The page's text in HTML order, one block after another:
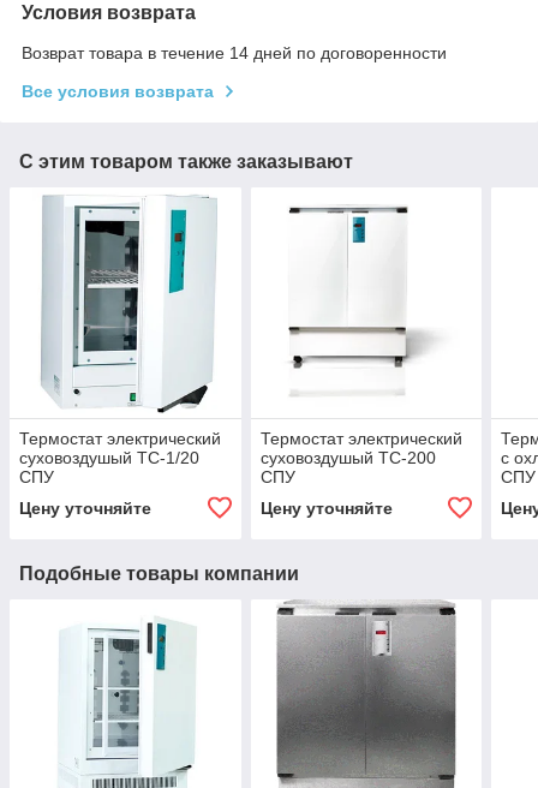
Условия возврата
Возврат товара в течение 14 дней по договоренности
Все условия возврата
С этим товаром также заказывают
Термостат электрический
суховоздушый ТС-1/20
СПУ
Цену уточняйте
Термостат электрический
суховоздушый ТС-200
СПУ
Цену уточняйте
с
СПУ
Подобные товары компании